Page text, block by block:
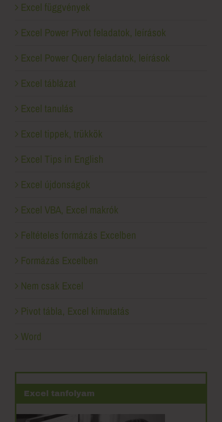
Excel függvények
Excel Power Pivot feladatok, leírások
Excel Power Query feladatok, leírások
Excel táblázat
Excel tanulás
Excel tippek, trükkök
Excel Tips in English
Excel újdonságok
Excel VBA, Excel makrók
Feltételes formázás Excelben
Formázás Excelben
Nem csak Excel
Pivot tábla, Excel kimutatás
Word
Excel tanfolyam